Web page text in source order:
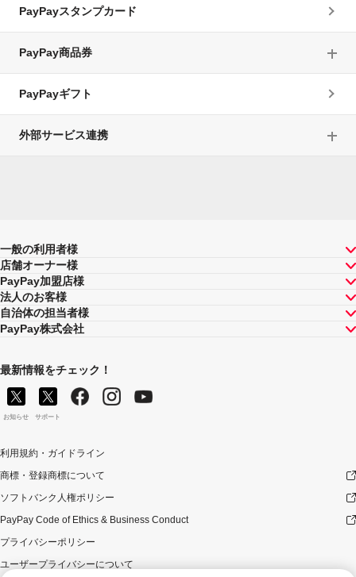
PayPayスタンプカード
PayPay商品券
PayPayギフト
外部サービス連携
一般の利用者様
店舗オーナー様
PayPay加盟店様
法人のお客様
自治体の担当者様
PayPay株式会社
最新情報をチェック！
お知らせ サポート
利用規約・ガイドライン
商標・登録商標について
ソフトバンク人権ポリシー
PayPay Code of Ethics & Business Conduct
プライバシーポリシー
ユーザープライバシーについて